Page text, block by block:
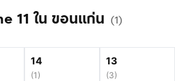
11 ใน ขอนแก่น (1)
14
(1 )
13
(3)